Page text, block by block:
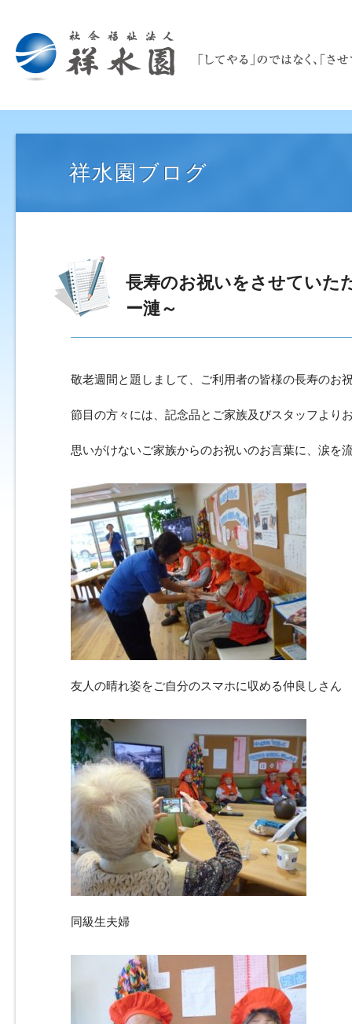
祥水園ブログ
長寿のお祝いをさせてい
ー漣～
敬老週間と題しまして、ご利用者の皆様の長寿のお
節目の方々には、記念品とご家族及びスタッフより
思いがけないご家族からのお祝いのお言葉に、涙を
友人の晴れ姿をご自分のスマホに収める仲良しさん
同級生夫婦